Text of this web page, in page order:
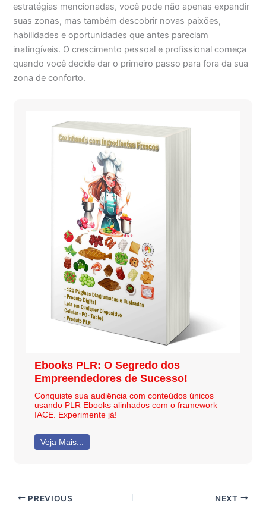
estratégias mencionadas, você pode não apenas expandir
suas zonas, mas também descobrir novas paixões,
habilidades e oportunidades que antes pareciam
inatingíveis. O crescimento pessoal e profissional começa
quando você decide dar o primeiro passo para fora da sua
zona de conforto.
Ebooks PLR: O Segredo dos
Empreendedores de Sucesso!
Conquiste sua audiência com conteúdos únicos
usando PLR Ebooks alinhados com o framework
IACE. Experimente já!
Veja Mais...
PREVIOUS NEXT